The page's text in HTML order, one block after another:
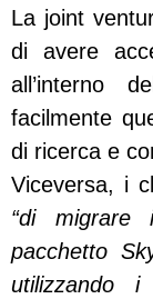
La joint
di avere
all’interno
facilmente
di ricerca e
Viceversa, i
“di migrare
pacchetto
utilizzando i